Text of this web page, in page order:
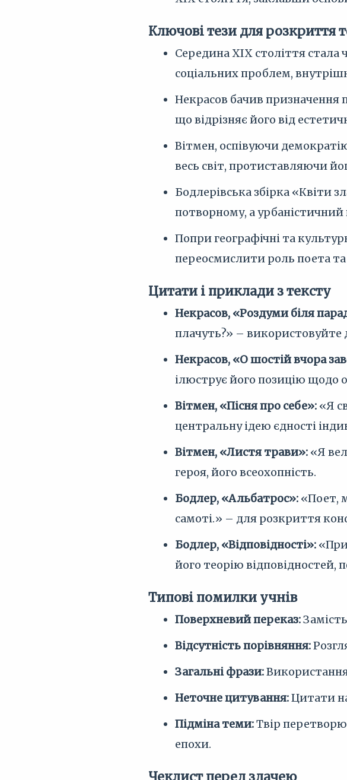
Ключові тези для розкриття
Середина XIX століття
соціальних проблем,
Некрасов бачив призначення
що відрізняє його від
Вітмен, оспівуючи
весь світ, протиставляючи
Бодлерівська збірка «Квіти
потворному, а
Попри географічні та
переосмислити роль поета та
Цитати і приклади з тексту
Некрасов, «Роздуми біля
плачуть?» – використовуйте
Некрасов, «О шостій вчора
ілюструє його позицію щодо
Вітмен, «Пісня про себе»: «Я
центральну ідею єдності
Вітмен, «Листя трави»: «Я
героя, його всеохопність.
Бодлер, «Альбатрос»: «Поет,
самоті.» – для розкриття
Бодлер, «Відповідності»:
його теорію відповідностей,
Типові помилки учнів
Поверхневий переказ:
Відсутність порівняння:
Загальні фрази:Використання
Неточне цитування:Цитати
Підміна теми:Твір
епохи.
Чеклист перед здачею